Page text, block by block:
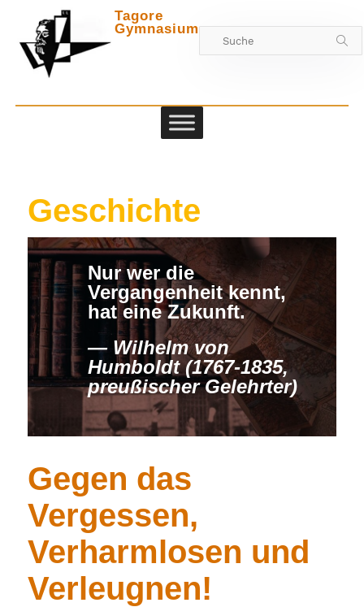
Zwischen
Tagore
Gymnasium
Geschichte
Nur wer die
Vergangenheit kennt,
hat eine Zukunft.
Wilhelm von
Humboldt (1767-1835,
preußischer Gelehrter)
Gegen das
Vergessen,
Verharmlosen und
Verleugnen!